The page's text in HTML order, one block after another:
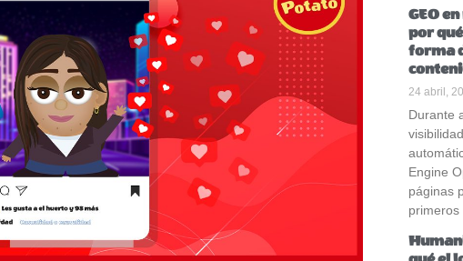
GEO
por
forma
24 abril,
Durante
Engine
páginas
primeros